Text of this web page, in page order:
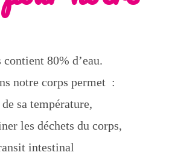
80% d’eau.
notre corps permet :
sa température,
les déchets du corps,
intestinal